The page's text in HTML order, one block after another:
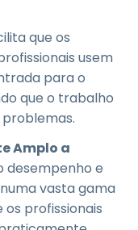
que os
usem
para o
que o trabalho
Amplo a
desempenho e
vasta gama
os profissionais